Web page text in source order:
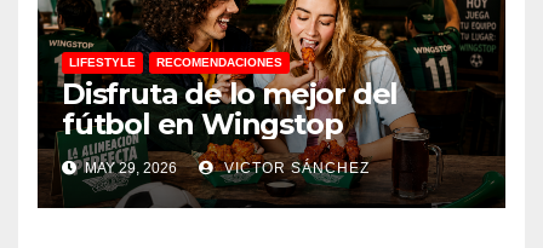
LIFESTYLE RECOMENDACIONES
Disfruta de lo mejor del
fútbol en Wingstop
MAY 29, 2026 VICTOR SÁNCHEZ